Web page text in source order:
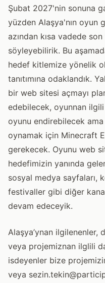
Şubat 2027'nin sonuna
yüzden Alaşya'nın oyun
azından kısa vadede son
söyleyebilirik. Bu
hedef kitlemize yönelik
tanıtımına odaklandık.
bir web sitesi açmayı
edebilecek, oyunnan
oyunu endirebilecek
oynamak için Minecraft
gerekecek. Oyunu web
hedefimizin yanında
sosyal medya sayfaları,
festivaller gibi diğer
devam edeceyik.
Alaşya’ynan ilgilenenler,
veya projemiznan ilglili
isdeyenler bize
veya